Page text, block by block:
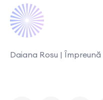
Daiana Rosu |